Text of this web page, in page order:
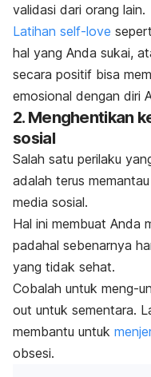
validasi dari orang lain.
Latihan self-love
hal yang Anda sukai,
secara positif bisa
emosional dengan diri
2. Menghentikan
sosial
Salah satu perilaku
adalah terus
media sosial.
Hal ini membuat Anda
padahal sebenarnya
yang tidak sehat.
Cobalah untuk meng-
out untuk sementara.
membantu untuk
obsesi.